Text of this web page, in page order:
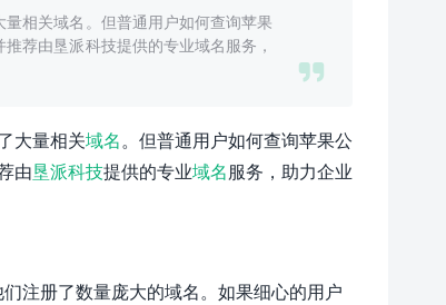

相关域名。但普通用户如何查询苹果
荐由垦派科技提供的专业域名服务，
大量相关域名。但普通用户如何查询苹果公
由垦派科技提供的专业域名服务，助力企业
注册了数量庞大的域名。如果细心的用户